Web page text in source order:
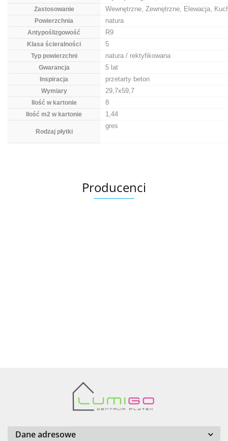
Zastosowanie Wewnętrzne, Zewnętrzne, Elewacja,
Powierzchnia natura
Antypoślizgowość R9
Klasa ścieralności 5
Typ powierzchni natura / rektyfikowana
Gwarancja 5 lat
Inspiracja przetarty beton
Wymiary 29,7x59,7
Ilość w kartonie 8
Ilość m2 w kartonie 1,44
Rodzaj płytki
gres
Producenci
Barwolf
Dane adresowe